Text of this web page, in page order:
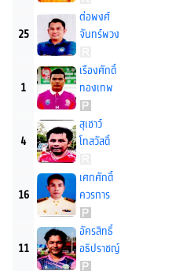
25
ต่อพงศ์
จันทร์พวง
1
เรืองศักดิ์
ทองเทพ
4
สุเชาว์
โทสวัสดิ์
16
เศกศักดิ์
ควรการ
11
อัครสิทธิ์
อธิปราชญ์